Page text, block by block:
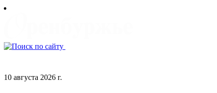
Skip
10 августа 2026 г.